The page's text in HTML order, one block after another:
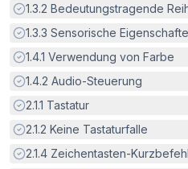
Erfüllt:
1.3.2 Bedeutungstragende
Erfüllt:
1.3.3 Sensorische
Erfüllt:
1.4.1 Verwendung von Farbe
Erfüllt:
1.4.2 Audio-Steuerung
Erfüllt:
2.1.1 Tastatur
Erfüllt:
2.1.2 Keine Tastaturfalle
Erfüllt:
2.1.4 Zeichentasten-